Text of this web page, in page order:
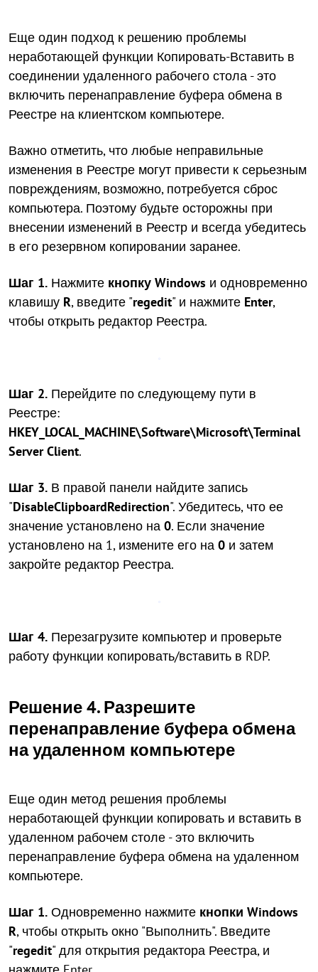
Еще один подход к решению проблемы
неработающей функции Копировать-Вставить в
соединении удаленного рабочего стола - это
включить перенаправление буфера обмена в
Реестре на клиентском компьютере.
Важно отметить, что любые неправильные
изменения в Реестре могут привести к серьезным
повреждениям, возможно, потребуется сброс
компьютера. Поэтому будьте осторожны при
внесении изменений в Реестр и всегда убедитесь
в его резервном копировании заранее.
Шаг 1. Нажмите кнопку Windows и одновременно
клавишу R, введите "regedit" и нажмите Enter,
чтобы открыть редактор Реестра.
Шаг 2. Перейдите по следующему пути в
Реестре:
HKEY_LOCAL_MACHINE\Software\Microsoft\Terminal
Server Client.
Шаг 3. В правой панели найдите запись
"DisableClipboardRedirection". Убедитесь, что ее
значение установлено на 0. Если значение
установлено на 1, измените его на 0 и затем
закройте редактор Реестра.
Шаг 4. Перезагрузите компьютер и проверьте
работу функции копировать/вставить в RDP.
Решение 4. Разрешите
перенаправление буфера обмена
на удаленном компьютере
Еще один метод решения проблемы
неработающей функции копировать и вставить в
удаленном рабочем столе - это включить
перенаправление буфера обмена на удаленном
компьютере.
Шаг 1. Одновременно нажмите кнопки Windows
R, чтобы открыть окно "Выполнить". Введите
"regedit" для открытия редактора Реестра, и